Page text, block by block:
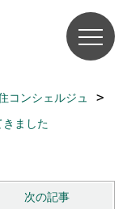
コンシェルジュ
きました
次の記事